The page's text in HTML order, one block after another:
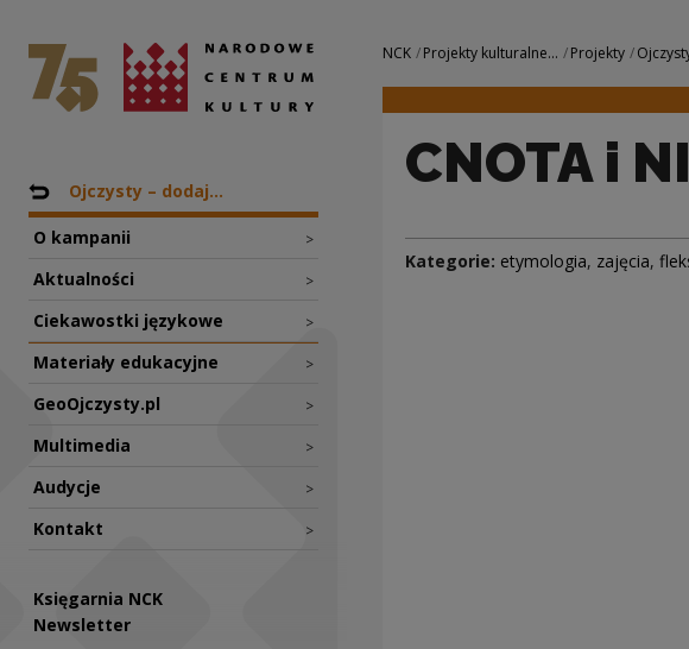
CNOTA i NIECNOTA |
Narodowe Centrum Kultury
Nawigacja
Powrót do: Projekty
Ojczysty – dodaj...
O kampanii >
Aktualności >
Ciekawostki językowe >
Materiały edukacyjne >
GeoOjczysty.pl >
Multimedia >
Audycje >
Kontakt >
Księgarnia NCK
Newsletter
Nawigacja
NCK Projekty kulturalne... Projekty
CNOTA i
Kategorie: etymologia, zajęcia,